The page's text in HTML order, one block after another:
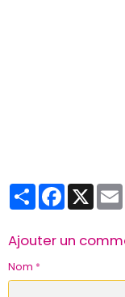
PartagerFacebook
X
Ajouter un
Nom